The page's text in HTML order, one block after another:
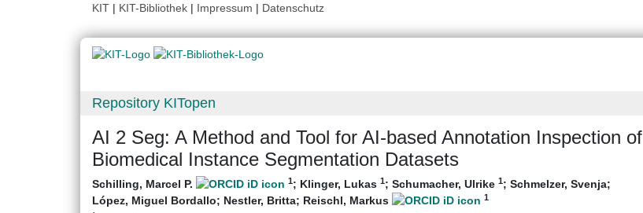
KIT | KIT-Bibliothek | Impressum | Datenschutz
Repository KITopen
AI 2 Seg: A Method and Tool for AI-based Annotation Inspection of
Biomedical Instance Segmentation Datasets
Schilling, Marcel P. 1; Klinger, Lukas 1; Schumacher, Ulrike 1; Schmelzer, Svenja;
López, Miguel Bordallo; Nestler, Britta; Reischl, Markus 1